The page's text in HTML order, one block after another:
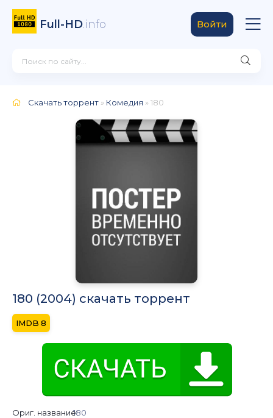
Full-HD.info Войти
Скачать торрент » Комедия » 180
180 (2004) скачать торрент
8
Ориг. название:180